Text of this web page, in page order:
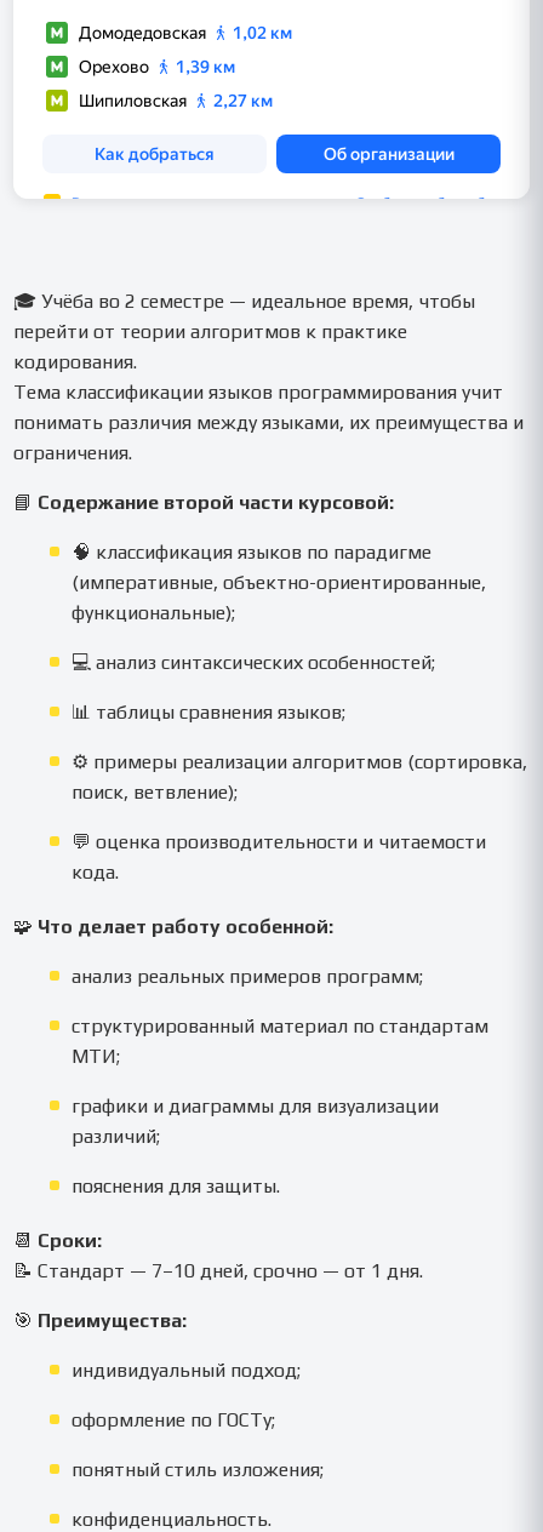
🎓 Учёба во 2 семестре — идеальное время, чтобы
перейти от теории алгоритмов к практике
кодирования.
Тема классификации языков программирования учит
понимать различия между языками, их преимущества и
ограничения.
📘 Содержание второй части курсовой:
🧠 классификация языков по парадигме
(императивные, объектно-ориентированные,
функциональные);
💻 анализ синтаксических особенностей;
📊 таблицы сравнения языков;
⚙️ примеры реализации алгоритмов (сортировка,
поиск, ветвление);
💬 оценка производительности и читаемости
кода.
🧩 Что делает работу особенной:
анализ реальных примеров программ;
структурированный материал по стандартам
МТИ;
графики и диаграммы для визуализации
различий;
пояснения для защиты.
📆 Сроки:
📝 Стандарт — 7–10 дней, срочно — от 1 дня.
🎯 Преимущества:
индивидуальный подход;
оформление по ГОСТу;
понятный стиль изложения;
конфиденциальность.